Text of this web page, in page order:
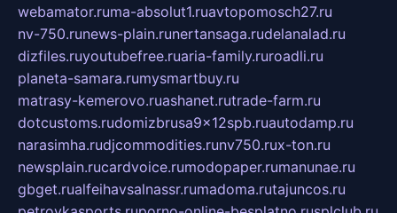
webamator.ruma-absolut1.ruavtopomosch27.ru
nv-750.runews-plain.runertansaga.rudelanalad.ru
dizfiles.ruyoutubefree.ruaria-family.ruroadli.ru
planeta-samara.rumysmartbuy.ru
matrasy-kemerovo.ruashanet.rutrade-farm.ru
dotcustoms.rudomizbrusa9x12spb.ruautodamp.ru
narasimha.rudjcommodities.runv750.rux-ton.ru
newsplain.rucardvoice.rumodopaper.rumanunae.ru
gbget.rualfeihavsalnassr.rumadoma.rutajuncos.ru